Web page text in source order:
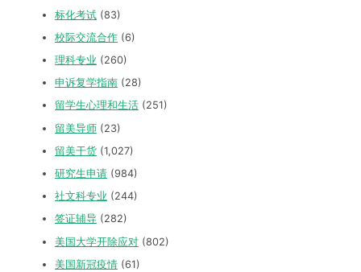
标化考试 (83)
校际交流合作 (6)
理科专业 (260)
申诉复学指南 (28)
留学生心理和生活 (251)
留美导师 (23)
留美干货 (1,027)
研究生申请 (984)
社文科专业 (244)
签证辅导 (282)
美国大学开除应对 (802)
美国新冠疫情 (61)